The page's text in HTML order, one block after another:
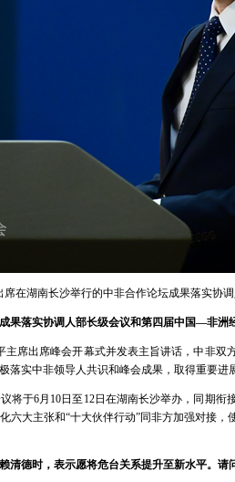
在湖南长沙举行的中非合作论坛成果落实协
果落实协调人部长级会议和第四届中国—非
席出席峰会开幕式并发表主旨讲话，中非双
实中非领导人共识和峰会成果，取得重要进
将于6月10日至12日在湖南长沙举办，同期
六大主张和“十大伙伴行动”同非方加强对接
清德时，表示愿将危台关系提升至新水平。请